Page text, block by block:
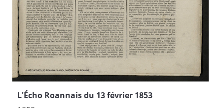
L'Écho Roannais du 13 février 1853